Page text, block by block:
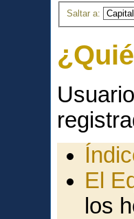
Saltar a:
El
los